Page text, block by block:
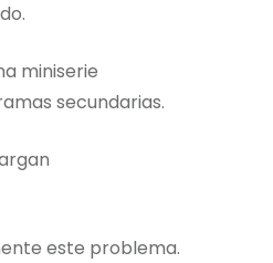
miniserie
secundarias.
este problema.